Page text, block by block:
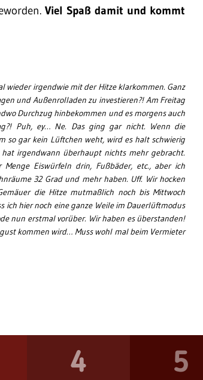
Viel Spaß damit und kommt
wieder irgendwie mit der Hitze klarkommen. Ganz
und Außenrolladen zu investieren?! Am Freitag
Durchzug hinbekommen und es morgens auch
Puh, ey… Ne. Das ging gar nicht. Wenn die
so gar kein Lüftchen weht, wird es halt schwierig
irgendwann überhaupt nichts mehr gebracht.
Eiswürfeln drin, Fußbäder, etc., aber ich
32 Grad und mehr haben. Uff. Wir hocken
die Hitze mutmaßlich noch bis Mittwoch
hier noch eine ganze Weile im Dauerlüftmodus
nun erstmal vorüber. Wir haben es überstanden!
kommen wird… Muss wohl mal beim Vermieter
4 5